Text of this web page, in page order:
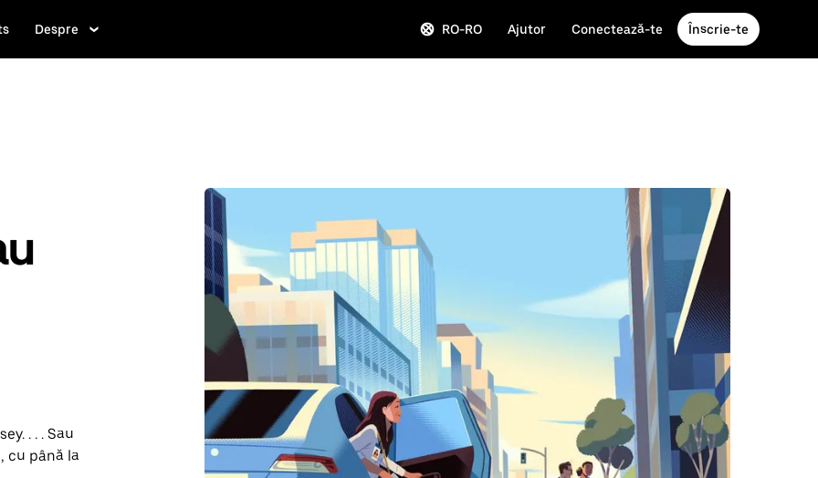
Despre RO-RO Ajutor Conectează-te Înscrie-te
. . . Sau
cu până la